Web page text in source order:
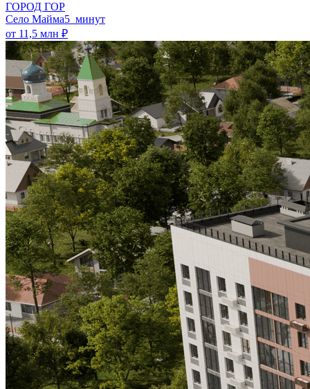
ГОРОД ГОР
Село Майма5 минут
от 11,5 млн ₽